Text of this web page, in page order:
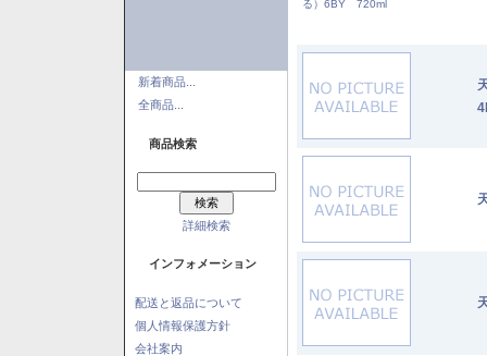
新着商品...
全商品...
商品検索
詳細検索
インフォメーション
配送と返品について
個人情報保護方針
会社案内